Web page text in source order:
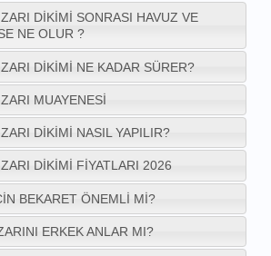
DIKIMI SONRASI HAVUZ VE
NE OLUR ?
DIKIMI NE KADAR SÜRER?
MUAYENESI
DIKIMI NASIL YAPILIR?
DIKIMI FIYATLARI 2026
BEKARET ÖNEMLI MI?
ERKEK ANLAR MI?